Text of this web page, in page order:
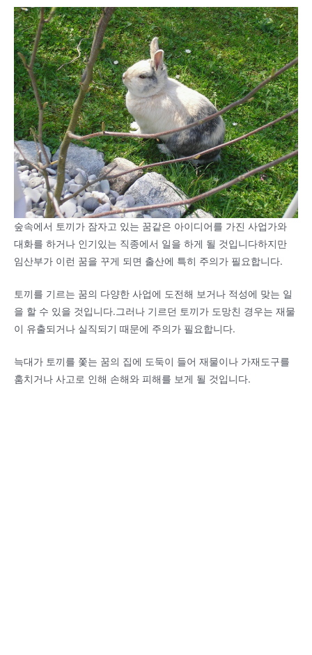
숲속에서 토끼가 잠자고 있는 꿈같은 아이디어를 가진 사업가와
대화를 하거나 인기있는 직종에서 일을 하게 될 것입니다하지만
임산부가 이런 꿈을 꾸게 되면 출산에 특히 주의가 필요합니다.
토끼를 기르는 꿈의 다양한 사업에 도전해 보거나 적성에 맞는 일
을 할 수 있을 것입니다.그러나 기르던 토끼가 도망친 경우는 재물
이 유출되거나 실직되기 때문에 주의가 필요합니다.
늑대가 토끼를 쫓는 꿈의 집에 도둑이 들어 재물이나 가재도구를
훔치거나 사고로 인해 손해와 피해를 보게 될 것입니다.